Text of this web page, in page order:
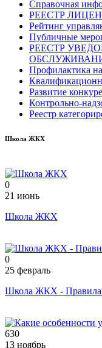
Справочная
РЕЕСТР
Рейтинг
Публичные
РЕЕСТР
Профилактика
Развитие
Контрольно-
Реестр
Школа ЖКХ
0
21 июнь
Школа ЖКХ
0
25 февраль
Школа ЖКХ - Правила
630
13 ноябрь